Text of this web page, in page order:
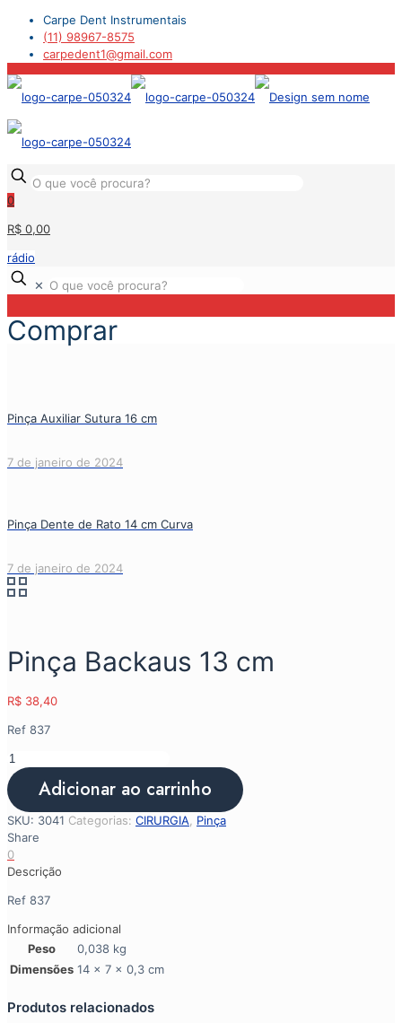
Carpe Dent Instrumentais
(11) 98967-8575
carpedent1@gmail.com
0
R$ 0,00
rádio
✕
Comprar
Pinça Auxiliar Sutura 16 cm
7 de janeiro de 2024
Pinça Dente de Rato 14 cm Curva
7 de janeiro de 2024
Pinça Backaus 13 cm
R$ 38,40
Ref 837
Pinça
Backaus
13
cm
quantidade
Adicionar ao carrinho
SKU: 3041 Categorias: CIRURGIA
Pinça
Share
0
Descrição
Ref 837
Informação adicional
Peso
0,038 kg
Dimensões 14 × 7 × 0,3 cm
Produtos relacionados